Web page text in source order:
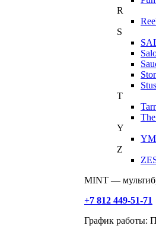
R
S
T
Y
Z
MINT —
+7 812 449-51-71
График работы: